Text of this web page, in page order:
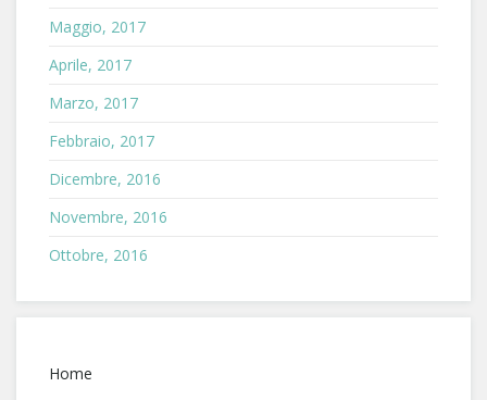
Maggio, 2017
Aprile, 2017
Marzo, 2017
Febbraio, 2017
Dicembre, 2016
Novembre, 2016
Ottobre, 2016
Home